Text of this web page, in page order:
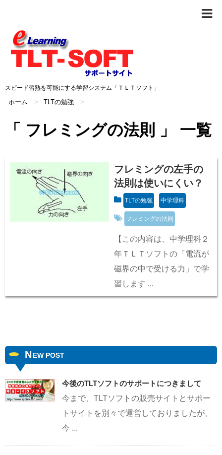
スピード習熟を可能にする学習システム「ＴＬＴソフト」
ホーム > TLTの勉強 >
「 フレミングの法則 」 一覧
フレミングの左手の
法則は使いにくい？
TLTの勉強 中学理科
フレミングの法則
【この内容は、中学理科２
年ＴＬＴソフトの「電流が
磁界の中で受ける力」で学
習します ...
N EW POST
今後のTLTソフトのサポートにつきまして
今まで、TLTソフトの販売サイトとサポー
トサイトを別々で運営しておりましたが、
今 ...